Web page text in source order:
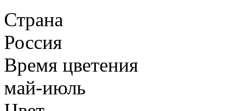
Страна
Россия
Время цветения
май-июль